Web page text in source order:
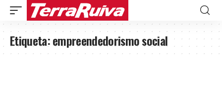
Etiqueta:empreendedorismo social